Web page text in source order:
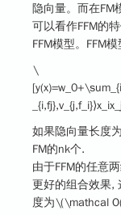
隐向量。而在FM
可以看作FFM的
FFM模型。FFM
\
如果隐向量长度
FM的nk个.
由于FFM的任意
更好的组合效果,
度为\(\mathcal